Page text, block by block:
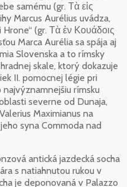
samému (gr. Τὰ εἰς
Marcus Aurélius uvádza,
(gr. Τὰ ἐν Κουάδοις
Marca Aurélia sa spája aj
Slovenska a to rímsky
skale, ktorý dokazuje
II. pomocnej légie pri
najvýznamnejšiu rímsku
severne od Dunaja,
Maximianus na
syna Commoda nad
antická jazdecká socha
s natiahnutou rukou v
je deponovaná v Palazzo